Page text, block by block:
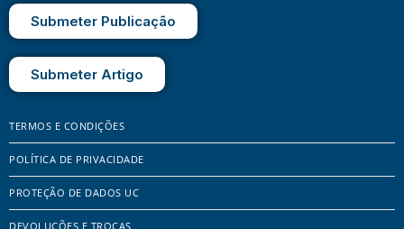
Submeter Publicação
Submeter Artigo
TERMOS E CONDIÇÕES
POLÍTICA DE PRIVACIDADE
PROTEÇÃO DE DADOS UC
DEVOLUÇÕES E TROCAS